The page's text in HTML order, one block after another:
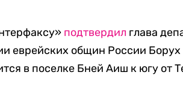
подтвердил глава
еврейских общин России
в поселке Бней Аиш к югу от